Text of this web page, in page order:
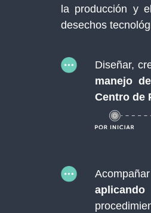
la producción y
desechos
Diseñar,
manejo
Centro de